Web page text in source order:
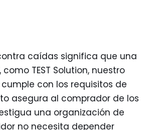
caídas significa que una
TEST Solution, nuestro
con los requisitos de
asegura al comprador de los
una organización de
no necesita depender